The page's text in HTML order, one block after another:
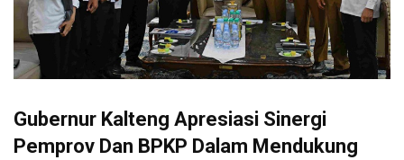
Gubernur Kalteng Apresiasi Sinergi
Pemprov Dan BPKP Dalam Mendukung